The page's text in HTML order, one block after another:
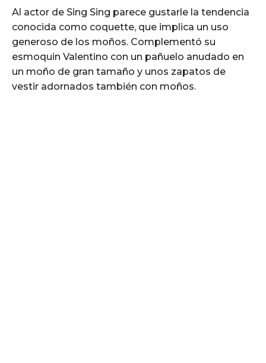
Al actor de Sing Sing parece gustarle la tendencia
conocida como coquette, que implica un uso
generoso de los moños. Complementó su
esmoquin Valentino con un pañuelo anudado en
un moño de gran tamaño y unos zapatos de
vestir adornados también con moños.